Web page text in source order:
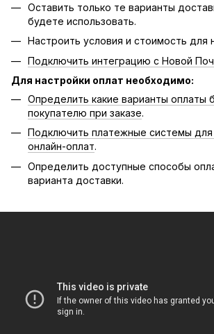
Оставить только те варианты
будете использовать.
Настроить условия и стоимость для
Подключить интеграцию с Новой
Для настройки оплат необходимо:
Определить какие варианты оплаты
покупателю при заказе.
Подключить платежные системы для
онлайн-оплат.
Определить доступные способы
варианта доставки.